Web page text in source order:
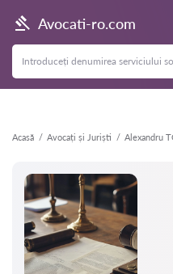
Avocati-ro.com
Acasă Avocați și Juriști Alexandru
Înapoi